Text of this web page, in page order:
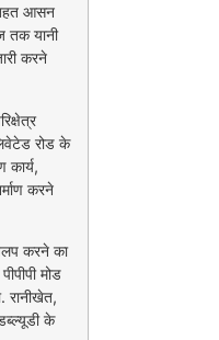
तहत आसन
तक यानी
करने
रोड के
कार्य,
करने
करने का
मोड
रानीखेत,
के